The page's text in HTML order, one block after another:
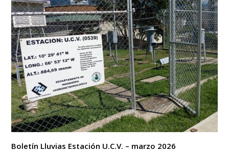
Boletín Lluvias Estación U.C.V. – marzo 2026